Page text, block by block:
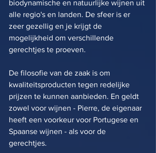
biodynamische en natuurlijke wijnen uit
alle regio's en landen. De sfeer is er
zeer gezellig en je krijgt de
mogelijkheid om verschillende
gerechtjes te proeven.
De filosofie van de zaak is om
kwaliteitsproducten tegen redelijke
prijzen te kunnen aanbieden. En geldt
zowel voor wijnen - Pierre, de eigenaar
heeft een voorkeur voor Portugese en
Spaanse wijnen - als voor de
gerechtjes.